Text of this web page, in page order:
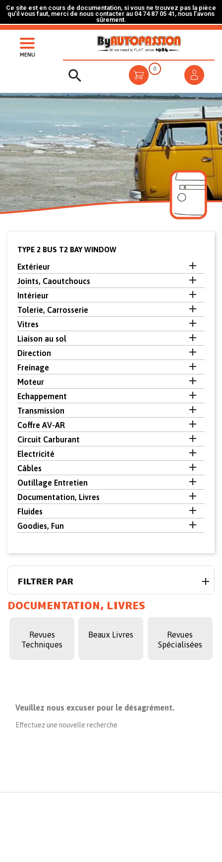
Ce site est en cours de documentation, si vous ne trouvez pas la pièce
qu’il vous faut, merci de nous contacter au 04 74 87 05 41, nous l’avons
sûrement.
MENU
 0
TYPE 2 BUS T2 BAY WINDOW
Extérieur 
Joints, Caoutchoucs 
Intérieur 
Tolerie, Carrosserie 
Vitres 
Liaison au sol 
Direction 
Freinage 
Moteur 
Echappement 
Transmission 
Coffre AV-AR 
Circuit Carburant 
Electricité 
Câbles 
Outillage Entretien 
Documentation, Livres 
Fluides 
Goodies, Fun 
FILTRER PAR
DOCUMENTATION, LIVRES
Revues
Techniques
Beaux Livres
Revues
Spécialisées
Veuillez nous excuser pour le désagrément.
Effectuez une nouvelle recherche